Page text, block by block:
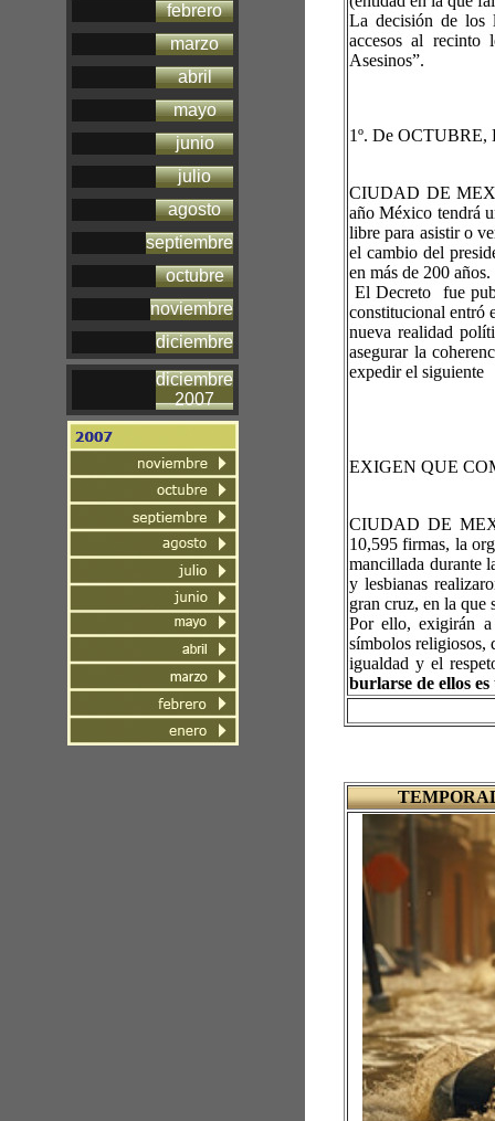
febrero
marzo
abril
mayo
junio
julio
agosto
septiembre
octubre
noviembre
diciembre
diciembre
2007
La decisión de los
accesos al recinto
Asesinos”.
1º. De
CIUDAD DE
año México tendrá
libre para asistir o
el cambio del
en más de 200 años.
El Decreto fue
constitucional entró
nueva realidad
asegurar la
expedir el siguiente
EXIGEN QUE
CIUDAD DE
10,595 firmas, la
mancillada durante
y lesbianas
gran cruz, en la que
Por ello, exigirán
símbolos religiosos,
igualdad y el
burlarse de ellos